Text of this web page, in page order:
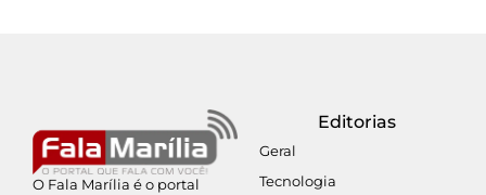
O Fala Marília é o portal
Editorias
Geral
Tecnologia